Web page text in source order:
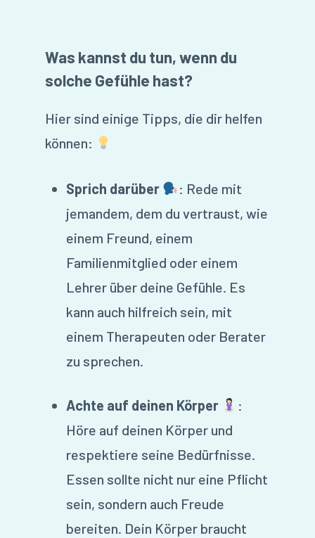
Was kannst du tun, wenn du
solche Gefühle hast?
Hier sind einige Tipps, die dir helfen
können:
Sprich darüber
: Rede mit
jemandem, dem du vertraust, wie
einem Freund, einem
Familienmitglied oder einem
Lehrer über deine Gefühle. Es
kann auch hilfreich sein, mit
einem Therapeuten oder Berater
zu sprechen.
Achte auf deinen Körper
:
Höre auf deinen Körper und
respektiere seine Bedürfnisse.
Essen sollte nicht nur eine Pflicht
sein, sondern auch Freude
bereiten. Dein Körper braucht